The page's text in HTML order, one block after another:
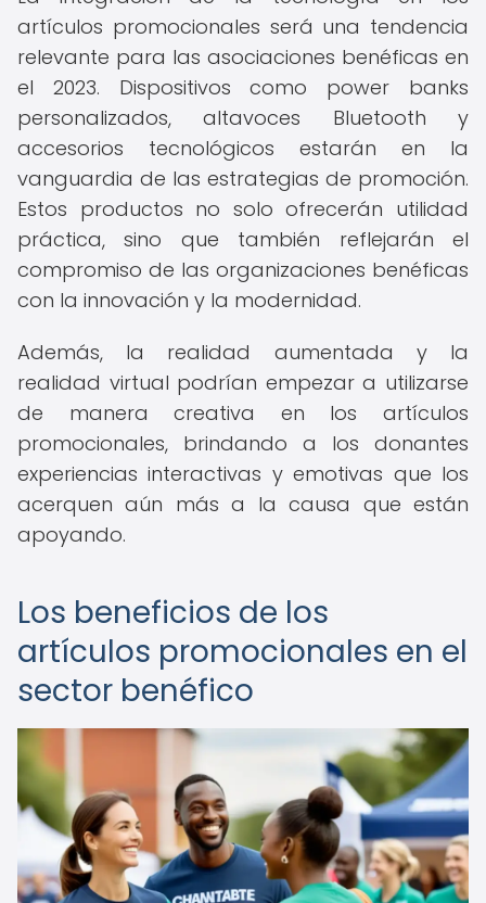
artículos promocionales será una tendencia
relevante para las asociaciones benéficas en
el 2023. Dispositivos como power banks
personalizados, altavoces Bluetooth y
accesorios tecnológicos estarán en la
vanguardia de las estrategias de promoción.
Estos productos no solo ofrecerán utilidad
práctica, sino que también reflejarán el
compromiso de las organizaciones benéficas
con la innovación y la modernidad.
Además, la realidad aumentada y la
realidad virtual podrían empezar a utilizarse
de manera creativa en los artículos
promocionales, brindando a los donantes
experiencias interactivas y emotivas que los
acerquen aún más a la causa que están
apoyando.
Los beneficios de los
artículos promocionales en el
sector benéfico